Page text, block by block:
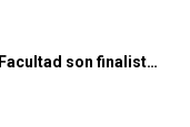
Alumnos de la Facultad son finalistas de concurso de KPMG